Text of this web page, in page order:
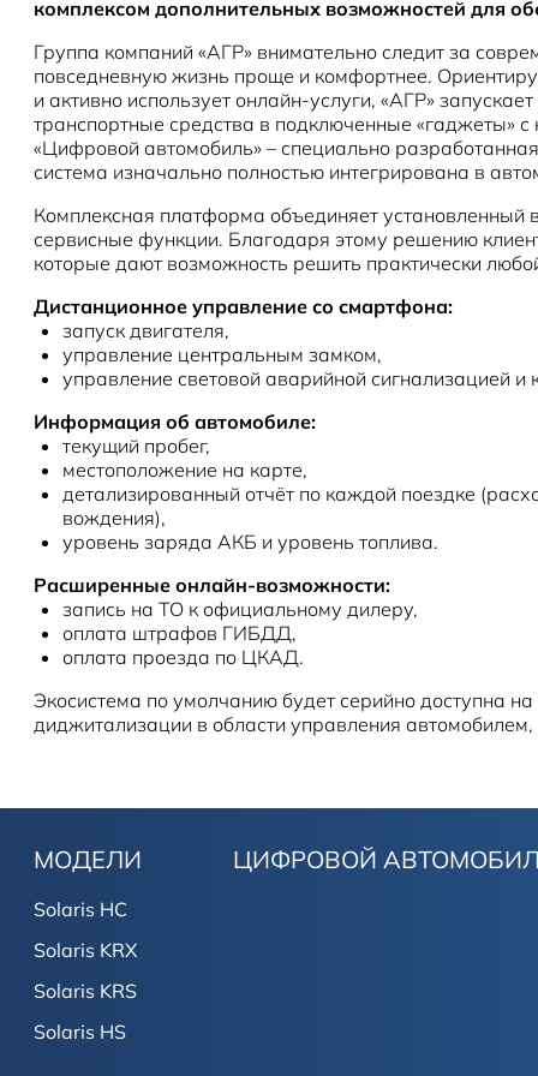
комплексом дополнительных возможностей для
Группа компаний «АГР» внимательно следит за
повседневную жизнь проще и комфортнее.
и активно использует онлайн-услуги, «АГР»
транспортные средства в подключенные «гаджеты»
«Цифровой автомобиль» – специально
система изначально полностью интегрирована в
Комплексная платформа объединяет установленный
сервисные функции. Благодаря этому решению
которые дают возможность решить практически
Дистанционное управление со смартфона:
запуск двигателя,
управление центральным замком,
управление световой аварийной сигнализацией и
Информация об автомобиле:
текущий пробег,
местоположение на карте,
детализированный отчёт по каждой поездке
вождения),
уровень заряда АКБ и уровень топлива.
Расширенные онлайн-возможности:
запись на ТО к официальному дилеру,
оплата штрафов ГИБДД,
оплата проезда по ЦКАД.
Экосистема по умолчанию будет серийно доступна
диджитализации в области управления автомобилем,
МОДЕЛИ
Solaris HC
Solaris KRX
Solaris KRS
Solaris HS
ЦИФРОВОЙ